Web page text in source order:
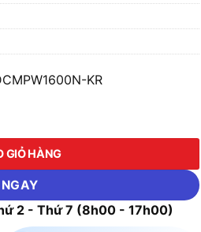
KR
KR số lượng
GIỎ HÀNG
2 - Thứ 7 (8h00 - 17h00)